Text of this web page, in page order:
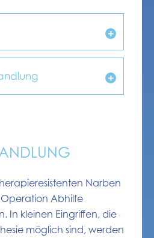
Narben
Abhilfe
In kleinen Eingriffen, die
möglich sind, werden